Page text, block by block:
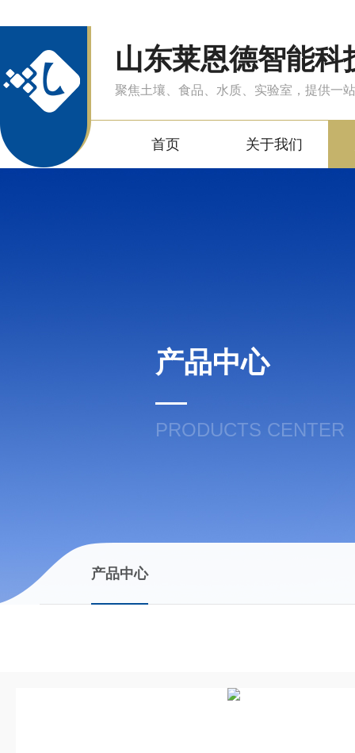
山东莱恩德智能科
聚焦土壤、食品、水质、实验室，提供一
首页 关于我们
产品中心
PRODUCTS CENTER
产品中心